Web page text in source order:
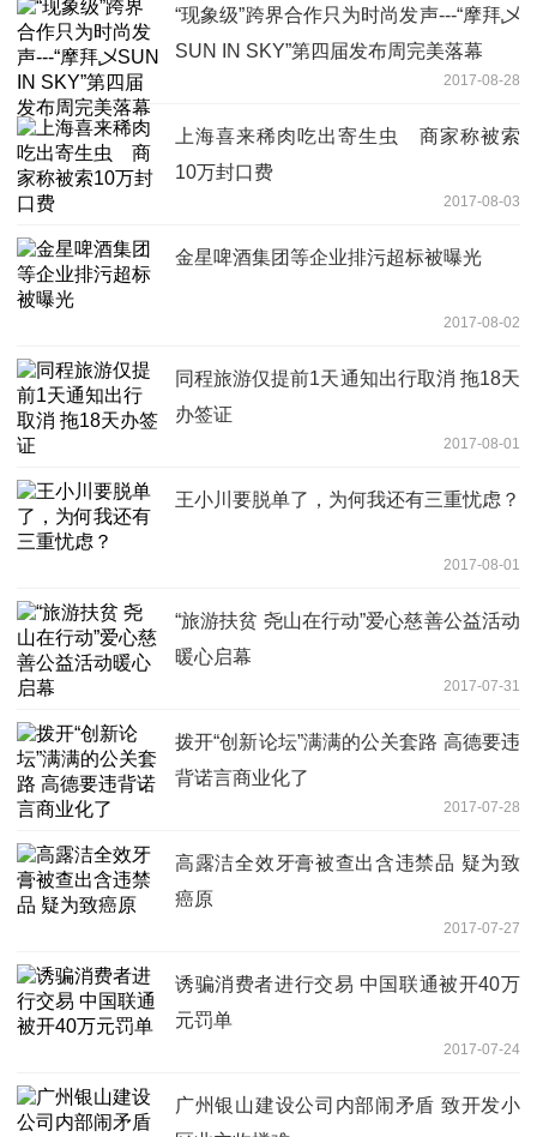
“现象级”跨界合作只为时尚发声---“摩拜乄
SUN IN SKY”第四届发布周完美落幕
2017-08-28
上海喜来稀肉吃出寄生虫 商家称被索
10万封口费
2017-08-03
金星啤酒集团等企业排污超标被曝光
2017-08-02
同程旅游仅提前1天通知出行取消 拖18天
办签证
2017-08-01
王小川要脱单了，为何我还有三重忧虑？
2017-08-01
“旅游扶贫 尧山在行动”爱心慈善公益活动
暖心启幕
2017-07-31
拨开“创新论坛”满满的公关套路 高德要违
背诺言商业化了
2017-07-28
高露洁全效牙膏被查出含违禁品 疑为致
癌原
2017-07-27
诱骗消费者进行交易 中国联通被开40万
元罚单
2017-07-24
广州银山建设公司内部闹矛盾 致开发小